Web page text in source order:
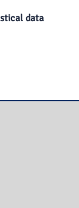
data